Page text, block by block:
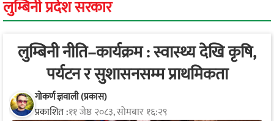
लुम्बिनी प्रदेश सरकार
लुम्बिनी नीति–कार्यक्रम : स्वास्थ्य देखि कृषि,
पर्यटन र सुशासनसम्म प्राथमिकता
गोकर्ण ज्ञवाली (प्रकास)
प्रकाशित :११ जेष्ठ २०८३, सोमबार १६:२९